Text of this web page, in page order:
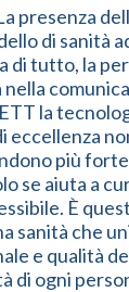
presenza
di sanità
di tutto, la
nella
la
eccellenza
più
se aiuta a
È
sanità che
e qualità
di ogni